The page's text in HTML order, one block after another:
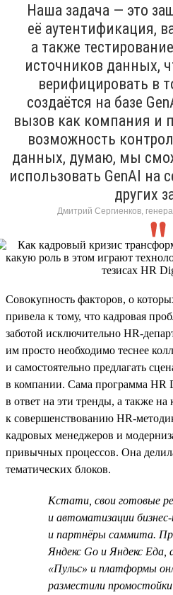
Наша задача — это
её аутентификация,
а также
источников данных,
верифицировать в
создаётся на базе
вызов как компания и
возможность
данных, думаю, мы
использовать GenAI на
других
Дмитрий Сергиенков,
Совокупность факторов, о
привела к тому, что кадровая
заботой исключительно HR-
им просто необходимо теснее
и самостоятельно предлагать
в компании. Сама программа HR
в ответ на эти тренды, а также на
к совершенствованию HR-
кадровых менеджеров и
привычных процессов. Она
тематических блоков.
Кстати, свои готовые
и автоматизации
и партнёры саммита.
Яндекс Go и Яндекс
«Пульс» и платформы
разместили